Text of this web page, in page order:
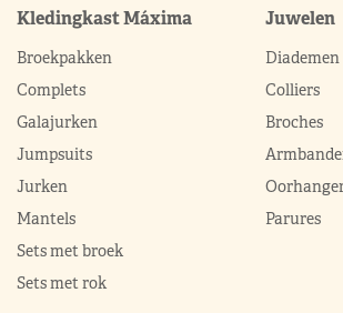
Kledingkast Máxima
Broekpakken
Complets
Galajurken
Jumpsuits
Jurken
Mantels
Sets met broek
Sets met rok
Juwelen
Diademen
Colliers
Broches
Parures